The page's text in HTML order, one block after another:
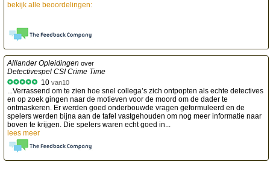
bekijk alle beoordelingen:
Alliander Opleidingen over
Detectivespel CSI Crime Time
10van10
...Verrassend om te zien hoe snel collega’s zich ontpopten als echte detectives
en op zoek gingen naar de motieven voor de moord om de dader te
ontmaskeren. Er werden goed onderbouwde vragen geformuleerd en de
spelers werden bijna aan de tafel vastgehouden om nog meer informatie naar
boven te krijgen. Die spelers waren echt goed in...
lees meer